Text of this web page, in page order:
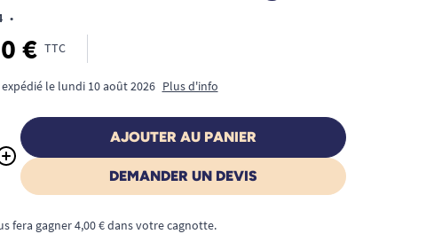
•
€ TTC
expédié le lundi 10 août 2026 Plus d'info
+
AJOUTER AU PANIER
DEMANDER UN DEVIS
fera gagner 4,00 € dans votre cagnotte.